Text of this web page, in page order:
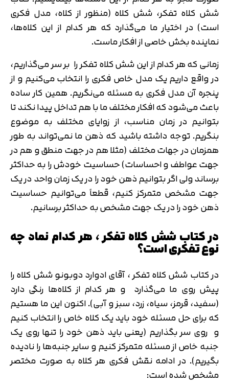
شش کلاه تفکر، شش کلاه (منظور از کلاه، مدل فکری
است) در اختیار ما می‌گذارد که هر کدام از این کلاه‌ها،
نماینده بخش خاصی از افکار ماست.
زمانی که هر کدام از این شش کلاه تفکر را بر سر می‌گذاریم،
در واقع داریم یک مدل خاص فکری را انتخاب می‌کنیم و از
پنجره آن مدل فکری به مسئله می‌نگریم. همین کار ساده
باعث می‌شود که افکار مختلف ما با هم تداخل پیدا نکند تا
بتوانیم در زمان مناسب، از زوایای مختلف به موضوع
بنگریم. توجه داشته باشید که ذهن ما نمی‌تواند به طور
همزمان در جهات مختلف (مثلا هم در جهت منطق و هم در
جهت عواطف و احساسات) حساسیت خودش را به حداکثر
برساند ولی اگر بتوانیم ذهن خود را در یک زمان واحد در یک
جهت مشخص متمرکز کنیم، قطعاً می‌توانیم حساسیت
ذهن خود را در یک جهت مشخص به حداکثر برسانیم.
در کتاب شش کلاه تفکر ، هر کدام نماد چه
نوع تفکری است؟
در کتاب شش کلاه تفکر ، آقای ادوارد دوبونو شش کلاه را
پیش روی ما می‌گذارد و هر کدام از کلاه‌ها رنگی دارد
(سفید، قرمز، سیاه، زرد، سبز و آبی). اکنون این ما هستیم
که برای حل مسئله خود باید یک کلاه خاص را انتخاب کنیم
و روی سر بگذاریم (یعنی باید ذهن خود را تنها روی یک
جنبه خاص از مسئله متمرکز کنیم و سایر جنبه‌ها را نادیده
بگیریم). در ادامه نقش فکری هر کلاه به صورت مختصر
مشخص شده است: